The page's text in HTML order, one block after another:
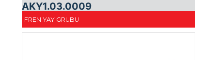
AKY1.03.0009
FREN YAY GRUBU